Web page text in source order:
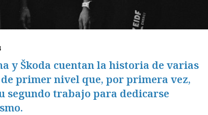
y Škoda cuentan la historia de varias
primer nivel que, por primera vez,
segundo trabajo para dedicarse